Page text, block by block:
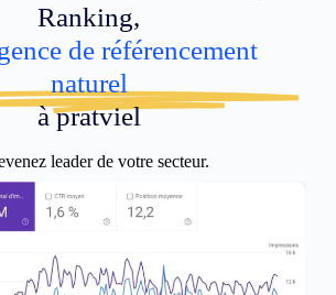
Ranking,
de référencement
naturel
à pratviel
leader de votre secteur.